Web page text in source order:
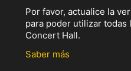
Por favor, actualice la
para poder utilizar
Concert Hall.
Saber más